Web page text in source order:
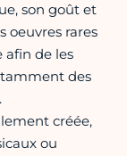
son goût et
oeuvres rares
afin de les
des
créée,
ou